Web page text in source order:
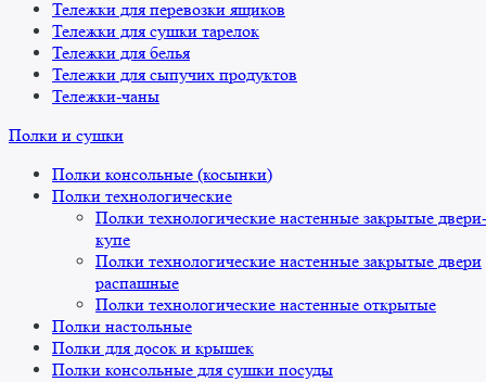
Тележки для перевозки ящиков
Тележки для сушки тарелок
Тележки для белья
Тележки для сыпучих продуктов
Тележки-чаны
Полки и сушки
Полки консольные (косынки)
Полки технологические
Полки технологические настенные закрытые двери-
купе
Полки технологические настенные закрытые двери
распашные
Полки технологические настенные открытые
Полки настольные
Полки для досок и крышек
Полки консольные для сушки посуды